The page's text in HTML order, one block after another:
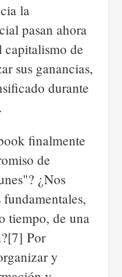
la
pasan ahora
de
sus ganancias,
durante
finalmente
de
¿Nos
tiempo, de una
Por
y